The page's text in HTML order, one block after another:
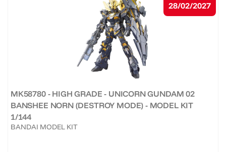
MK58780 - HIGH GRADE - UNICORN GUNDAM 02
BANSHEE NORN (DESTROY MODE) - MODEL KIT
1/144
BANDAI MODEL KIT
28/02/2027